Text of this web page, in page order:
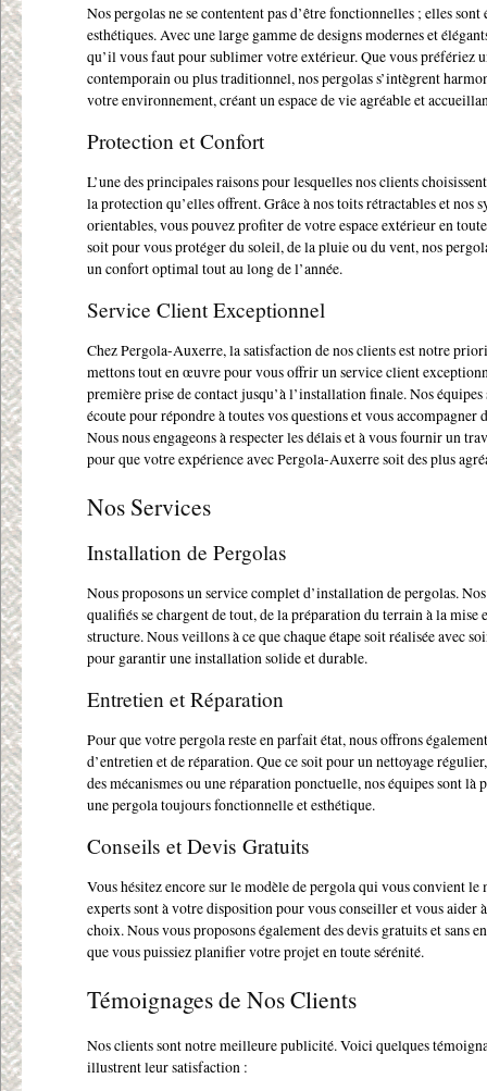
Nos pergolas ne se contentent pas d’être fonctionnelles ; elles sont
esthétiques. Avec une large gamme de designs modernes et
qu’il vous faut pour sublimer votre extérieur. Que vous préfériez
contemporain ou plus traditionnel, nos pergolas s’intègrent
votre environnement, créant un espace de vie agréable et
Protection et Confort
L’une des principales raisons pour lesquelles nos clients
la protection qu’elles offrent. Grâce à nos toits rétractables et nos
orientables, vous pouvez profiter de votre espace extérieur en
soit pour vous protéger du soleil, de la pluie ou du vent, nos
un confort optimal tout au long de l’année.
Service Client Exceptionnel
Chez Pergola-Auxerre, la satisfaction de nos clients est notre
mettons tout en œuvre pour vous offrir un service client
première prise de contact jusqu’à l’installation finale. Nos équipes
écoute pour répondre à toutes vos questions et vous accompagner
Nous nous engageons à respecter les délais et à vous fournir un
pour que votre expérience avec Pergola-Auxerre soit des plus
Nos Services
Installation de Pergolas
Nous proposons un service complet d’installation de pergolas.
qualifiés se chargent de tout, de la préparation du terrain à la mise
structure. Nous veillons à ce que chaque étape soit réalisée avec
pour garantir une installation solide et durable.
Entretien et Réparation
Pour que votre pergola reste en parfait état, nous offrons
d’entretien et de réparation. Que ce soit pour un nettoyage
des mécanismes ou une réparation ponctuelle, nos équipes sont là
une pergola toujours fonctionnelle et esthétique.
Conseils et Devis Gratuits
Vous hésitez encore sur le modèle de pergola qui vous convient le
experts sont à votre disposition pour vous conseiller et vous aider
choix. Nous vous proposons également des devis gratuits et sans
que vous puissiez planifier votre projet en toute sérénité.
Témoignages de Nos Clients
Nos clients sont notre meilleure publicité. Voici quelques
illustrent leur satisfaction :